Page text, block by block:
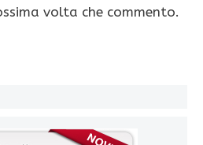
volta che commento.